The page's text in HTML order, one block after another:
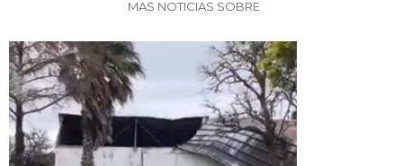
MAS NOTICIAS SOBRE